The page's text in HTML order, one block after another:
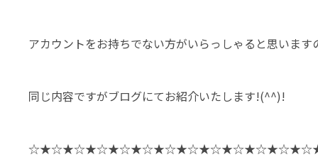
アカウントをお持ちでない方がいらっしゃると思います
同じ内容ですがブログにてお紹介いたします!(^^)!